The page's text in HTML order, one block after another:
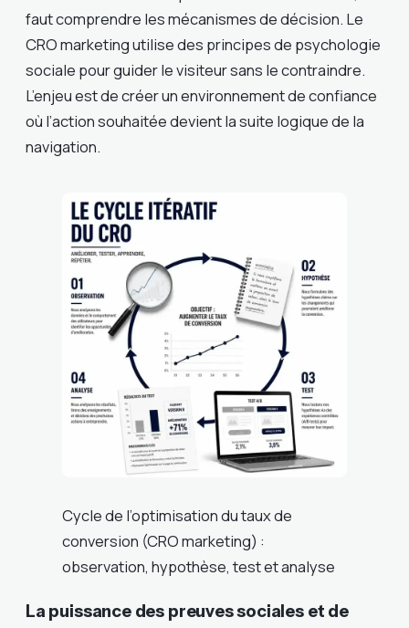
faut comprendre les mécanismes de décision. Le
CRO marketing utilise des principes de psychologie
sociale pour guider le visiteur sans le contraindre.
L’enjeu est de créer un environnement de confiance
où l’action souhaitée devient la suite logique de la
navigation.
Cycle de l’optimisation du taux de
conversion (CRO marketing) :
observation, hypothèse, test et analyse
La puissance des preuves sociales et de